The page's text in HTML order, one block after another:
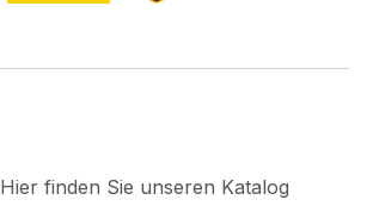
Hier finden Sie unseren Katalog